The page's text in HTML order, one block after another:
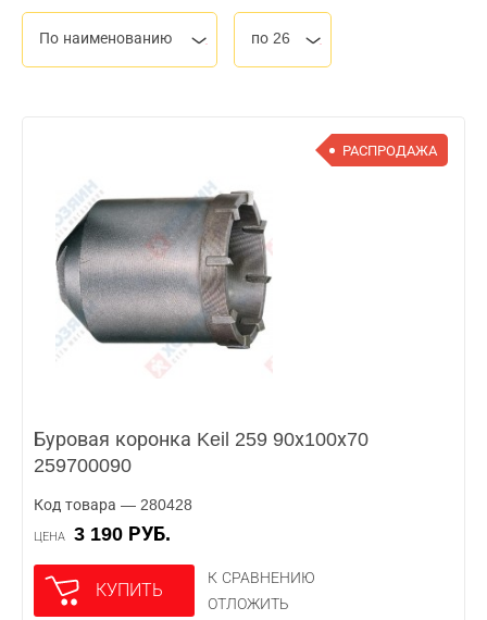
По наименованию по 26
РАСПРОДАЖА
Буровая коронка Keil 259 90х100х70
259700090
Код товара — 280428
ЦЕНА 3 190 РУБ.
КУПИТЬ
К СРАВНЕНИЮ
ОТЛОЖИТЬ